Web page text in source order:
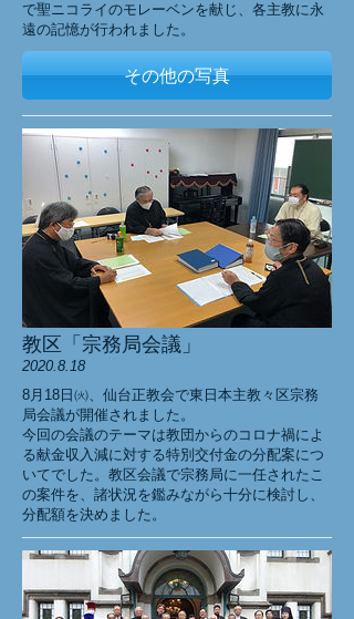
で聖ニコライのモレーベンを献じ、各主教に永
遠の記憶が行われました。
その他の写真
教区「宗務局会議」
2020.8.18
8月18日㈫、仙台正教会で東日本主教々区宗務
局会議が開催されました。
今回の会議のテーマは教団からのコロナ禍によ
る献金収入減に対する特別交付金の分配案につ
いてでした。教区会議で宗務局に一任されたこ
の案件を、諸状況を鑑みながら十分に検討し、
分配額を決めました。